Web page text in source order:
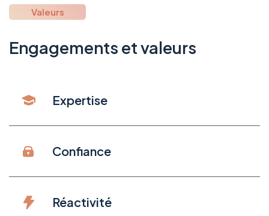
Valeurs
Engagements et valeurs
Expertise
Confiance
Réactivité